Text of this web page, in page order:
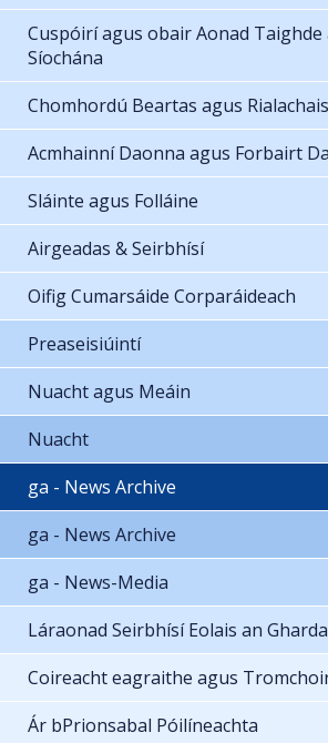
Cuspóirí agus obair Aonad Taighde
Síochána
Chomhordú Beartas agus Rialachais
Acmhainní Daonna agus Forbairt
Sláinte agus Folláine
Airgeadas & Seirbhísí
Oifig Cumarsáide Corparáideach
Preaseisiúintí
Nuacht agus Meáin
Nuacht
ga - News Archive
ga - News Archive
ga - News-Media
Láraonad Seirbhísí Eolais an
Coireacht eagraithe agus
Ár bPrionsabal Póilíneachta